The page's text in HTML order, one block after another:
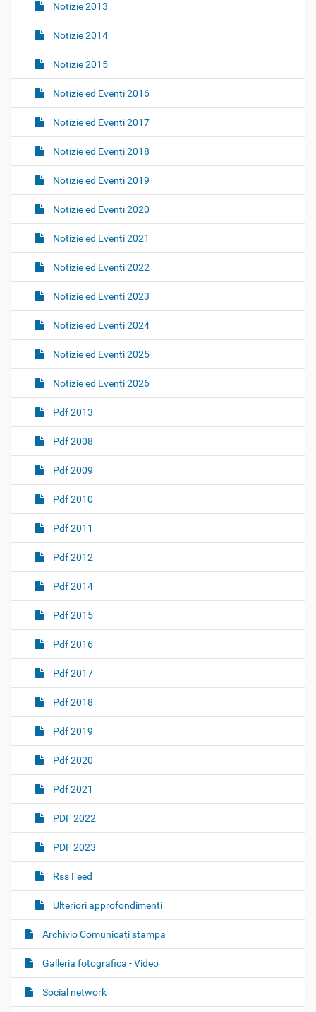
Notizie 2013
Notizie 2014
Notizie 2015
Notizie ed Eventi 2016
Notizie ed Eventi 2017
Notizie ed Eventi 2018
Notizie ed Eventi 2019
Notizie ed Eventi 2020
Notizie ed Eventi 2021
Notizie ed Eventi 2022
Notizie ed Eventi 2023
Notizie ed Eventi 2024
Notizie ed Eventi 2025
Notizie ed Eventi 2026
Pdf 2013
Pdf 2008
Pdf 2009
Pdf 2010
Pdf 2011
Pdf 2012
Pdf 2014
Pdf 2015
Pdf 2016
Pdf 2017
Pdf 2018
Pdf 2019
Pdf 2020
Pdf 2021
PDF 2022
PDF 2023
Rss Feed
Ulteriori approfondimenti
Archivio Comunicati stampa
Galleria fotografica - Video
Social network